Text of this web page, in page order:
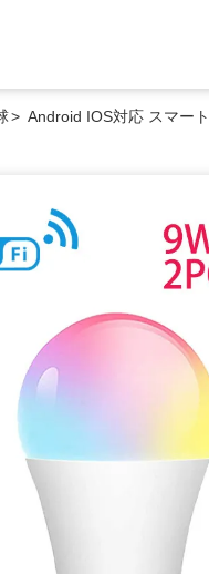
> Android IOS対応 スマー